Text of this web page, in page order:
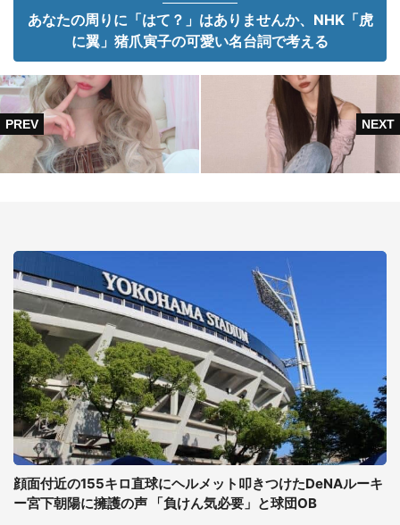
あなたの周りに「はて？」はありませんか、NHK「虎
に翼」猪爪寅子の可愛い名台詞で考える
顔面付近の155キロ直球にヘルメット叩きつけたDeNAルーキ
ー宮下朝陽に擁護の声 「負けん気必要」と球団OB